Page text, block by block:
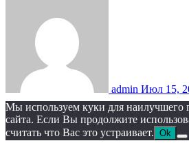
admin Июл 15,
Мы используем куки для наилучшего
сайта. Если Вы продолжите
считать что Вас это устраивает. Ok